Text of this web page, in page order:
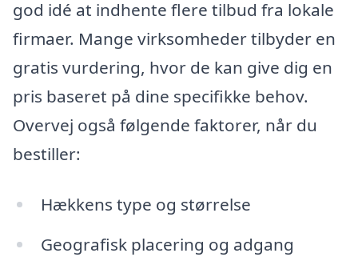
god idé at indhente flere tilbud fra lokale
firmaer. Mange virksomheder tilbyder en
gratis vurdering, hvor de kan give dig en
pris baseret på dine specifikke behov.
Overvej også følgende faktorer, når du
bestiller:
Hækkens type og størrelse
Geografisk placering og adgang